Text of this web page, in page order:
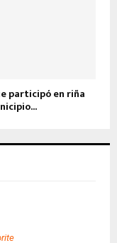
participó en riña